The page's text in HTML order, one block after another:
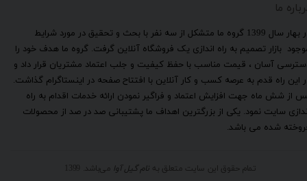
ما
​در بهار سال 1399 گروه ما متشکل از سه نفر با بحث و تحقیق در مورد شرایط
بازار تصمیم به راه اندازی یک فروشگاه آنلاین گرفت. گروه ما هدف خود را
آسان ، قیمت مناسب با حفظ کیفیت و جلب اعتماد مشتریان قرار داد و
این راه قدم به عرصه کسب و کار آنلاین با افتتاح صفحه در اینستاگرام گذاشت.
از شش ماه جهت افزایش اعتماد و فراگیر نمودن ارائه خدمات اقدام به راه
سایت نمود. یکی از بزرگترین اهداف ما پشتیبانی صد در صد از محصولات
شده می باشد.
تمام حقوق این سایت متعلق به نام گیل آوا می‌باشد. 1399